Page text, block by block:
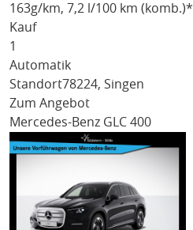
163g/km, 7,2 l/100 km (komb.)*
Kauf
1
Automatik
Standort78224, Singen
Zum Angebot
Mercedes-Benz GLC 400